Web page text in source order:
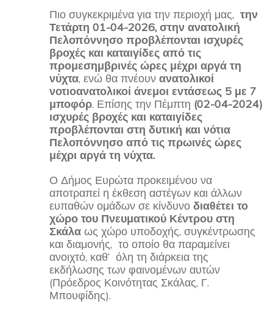
Πιο συγκεκριμένα για την περιοχή μας,την
Τετάρτη 01-04-2026, στην ανατολική
Πελοπόννησο προβλέπονται ισχυρές
βροχές και καταιγίδες από τις
προμεσημβρινές ώρες μέχρι αργά τη
νύχτα, ενώ θα πνέουνανατολικοί
νοτιοανατολικοί άνεμοι εντάσεως 5 με 7
μποφόρ. Επίσης την Πέμπτη (02-04-2024)
ισχυρές βροχές και καταιγίδες
προβλέπονται στη δυτική και νότια
Πελοπόννησο από τις πρωινές ώρες
μέχρι αργά τη νύχτα.
Ο Δήμος Ευρώτα προκειμένου να
αποτραπεί η έκθεση αστέγων και άλλων
ευπαθών ομάδων σε κίνδυνοδιαθέτει το
χώρο του Πνευματικού Κέντρου στη
Σκάλα ως χώρο υποδοχής, συγκέντρωσης
και διαμονής, το οποίο θα παραμείνει
ανοιχτό, καθ’ όλη τη διάρκεια της
εκδήλωσης των φαινομένων αυτών
(Πρόεδρος Κοινότητας Σκάλας, Γ.
Μπουφίδης).